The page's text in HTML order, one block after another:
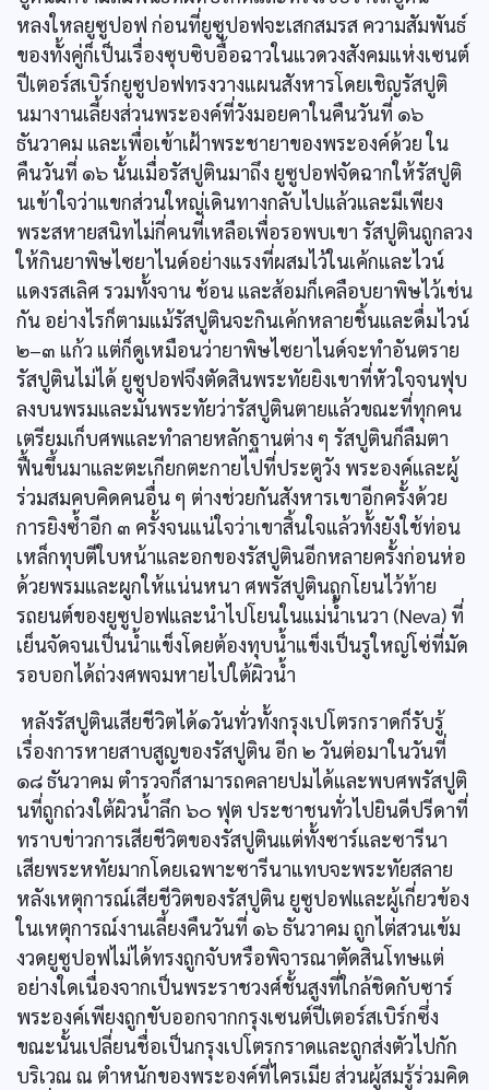
หลงใหลยูซูปอฟ ก่อนที่ยูซูปอฟจะเสกสมรส ความสัมพันธ์
ของทั้งคู่ก็เป็นเรื่องซุบซิบอื้อฉาวในแวดวงสังคมแห่งเซนต์
ปีเตอร์สเบิร์กยูซูปอฟทรงวางแผนสังหารโดยเชิญรัสปูติ
นมางานเลี้ยงส่วนพระองค์ที่วังมอยคาในคืนวันที่ ๑๖
ธันวาคม และเพื่อเข้าเฝ้าพระชายาของพระองค์ด้วย ใน
คืนวันที่ ๑๖ นั้นเมื่อรัสปูตินมาถึง ยูซูปอฟจัดฉากให้รัสปูติ
นเข้าใจว่าแขกส่วนใหญ่เดินทางกลับไปแล้วและมีเพียง
พระสหายสนิทไม่กี่คนที่เหลือเพื่อรอพบเขา รัสปูตินถูกลวง
ให้กินยาพิษไซยาไนด์อย่างแรงที่ผสมไว้ในเค้กและไวน์
แดงรสเลิศ รวมทั้งจาน ช้อน และส้อมก็เคลือบยาพิษไว้เช่น
กัน อย่างไรก็ตามแม้รัสปูตินจะกินเค้กหลายชิ้นและดื่มไวน์
๒–๓ แก้ว แต่ก็ดูเหมือนว่ายาพิษไซยาไนด์จะทำอันตราย
รัสปูตินไม่ได้ ยูซูปอฟจึงตัดสินพระทัยยิงเขาที่หัวใจจนฟุบ
ลงบนพรมและมั่นพระทัยว่ารัสปูตินตายแล้วขณะที่ทุกคน
เตรียมเก็บศพและทำลายหลักฐานต่าง ๆ รัสปูตินก็ลืมตา
ฟื้นขึ้นมาและตะเกียกตะกายไปที่ประตูวัง พระองค์และผู้
ร่วมสมคบคิดคนอื่น ๆ ต่างช่วยกันสังหารเขาอีกครั้งด้วย
การยิงซ้ำอีก ๓ ครั้งจนแน่ใจว่าเขาสิ้นใจแล้วทั้งยังใช้ท่อน
เหล็กทุบตีใบหน้าและอกของรัสปูตินอีกหลายครั้งก่อนห่อ
ด้วยพรมและผูกให้แน่นหนา ศพรัสปูตินถูกโยนไว้ท้าย
รถยนต์ของยูซูปอฟและนำไปโยนในแม่น้ำเนวา (Neva) ที่
เย็นจัดจนเป็นน้ำแข็งโดยต้องทุบน้ำแข็งเป็นรูใหญ่โซ่ที่มัด
รอบอกได้ถ่วงศพจมหายไปใต้ผิวน้ำ
หลังรัสปูตินเสียชีวิตได้๑วันทั่วทั้งกรุงเปโตรกราดก็รับรู้
เรื่องการหายสาบสูญของรัสปูติน อีก ๒ วันต่อมาในวันที่
๑๘ ธันวาคม ตำรวจก็สามารถคลายปมได้และพบศพรัสปูติ
นที่ถูกถ่วงใต้ผิวน้ำลึก ๖๐ ฟุต ประชาชนทั่วไปยินดีปรีดาที่
ทราบข่าวการเสียชีวิตของรัสปูตินแต่ทั้งซาร์และซารีนา
เสียพระหทัยมากโดยเฉพาะซารีนาแทบจะพระทัยสลาย
หลังเหตุการณ์เสียชีวิตของรัสปูติน ยูซูปอฟและผู้เกี่ยวข้อง
ในเหตุการณ์งานเลี้ยงคืนวันที่ ๑๖ ธันวาคม ถูกไต่สวนเข้ม
งวดยูซูปอฟไม่ได้ทรงถูกจับหรือพิจารณาตัดสินโทษแต่
อย่างใดเนื่องจากเป็นพระราชวงศ์ชั้นสูงที่ใกล้ชิดกับซาร์
พระองค์เพียงถูกขับออกจากกรุงเซนต์ปีเตอร์สเบิร์กซึ่ง
ขณะนั้นเปลี่ยนชื่อเป็นกรุงเปโตรกราดและถูกส่งตัวไปกัก
บริเวณ ณ ตำหนักของพระองค์ที่ไครเมีย ส่วนผู้สมรู้ร่วมคิด